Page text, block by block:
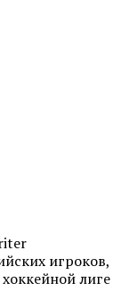
игроков,
лиге